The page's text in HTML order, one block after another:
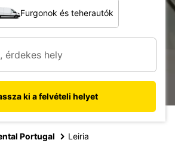
Furgonok és teherautók
ki a felvételi helyet
Portugal Leiria